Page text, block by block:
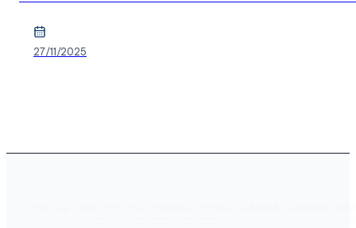
27/11/2025